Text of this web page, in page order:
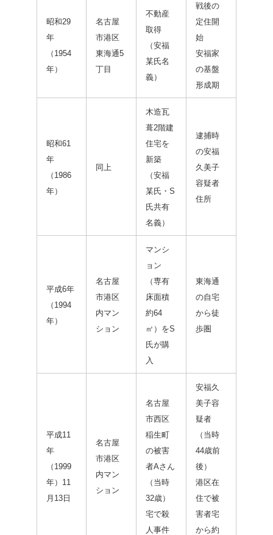
昭和29
年
（1954
年）
名古屋
市港区
東海通5
丁目
不動産
取得
（安福
某氏名
義）
戦後の
定住開
始
安福家
の基盤
形成期
昭和61
年
（1986
年）
同上
木造瓦
葺2階建
住宅を
新築
（安福
某氏・S
氏共有
名義）
逮捕時
の安福
久美子
容疑者
住所
平成6年
（1994
年）
名古屋
市港区
内マン
ション
マンシ
ョン
（専有
床面積
約64
㎡）をS
氏が購
入
東海通
の自宅
から徒
歩圏
平成11
年
（1999
年）11
月13日
名古屋
市港区
内マン
ション
名古屋
市西区
稲生町
の被害
者Aさん
（当時
32歳）
宅で殺
人事件
安福久
美子容
疑者
（当時
44歳前
後）
港区在
住で被
害者宅
から約